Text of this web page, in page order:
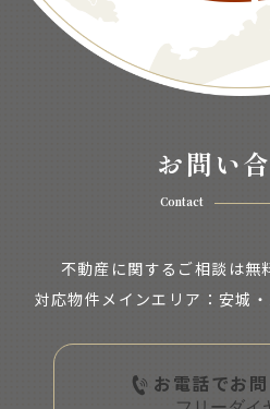
お問い
Contact
不動産に関するご相談は無
対応物件メインエリア：安城・
お電話でお